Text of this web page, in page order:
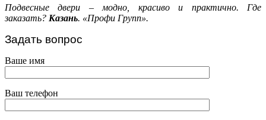
Подвесные двери – модно, красиво и практично. Где
заказать? Казань. «Профи Групп».
Задать вопрос
Ваше имя
Ваш телефон